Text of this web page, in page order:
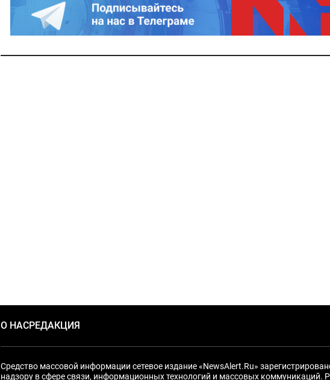
О НАСРЕДАКЦИЯ
Средство массовой информации сетевое издание «NewsAlert.Ru»
надзору в сфере связи, информационных технологий и массовых коммуникаций.